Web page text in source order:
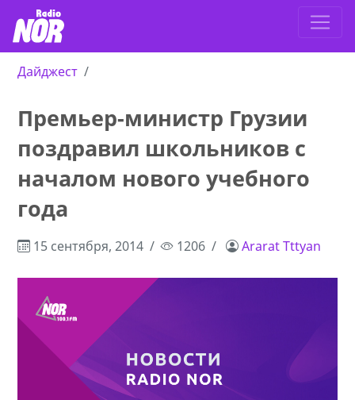
Дайджест
Премьер-министр Грузии
поздравил школьников с
началом нового учебного
года
15 сентября, 2014 1206 Ararat Tttyan